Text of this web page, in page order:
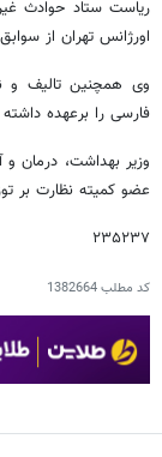
ریاست ستاد حوادث
اورژانس تهران از
فارسی را برعهده
عضو کمیته نظارت بر
۲۳۵۲۳۷
کد مطلب1382664